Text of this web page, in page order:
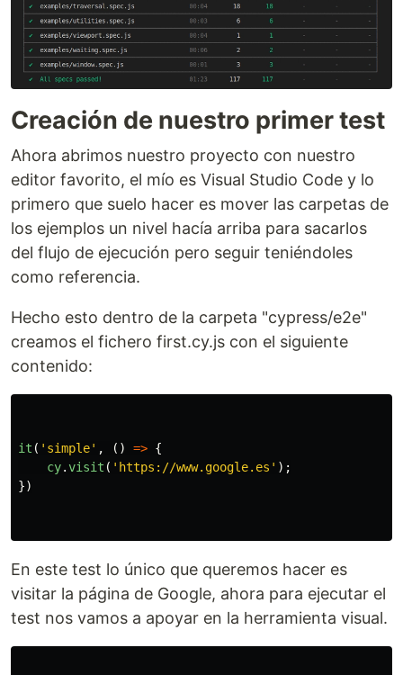
Creación de nuestro primer test
Ahora abrimos nuestro proyecto con nuestro
editor favorito, el mío es Visual Studio Code y lo
primero que suelo hacer es mover las carpetas de
los ejemplos un nivel hacía arriba para sacarlos
del flujo de ejecución pero seguir teniéndoles
como referencia.
Hecho esto dentro de la carpeta "cypress/e2e"
creamos el fichero first.cy.js con el siguiente
contenido:
it ( ' simple' , () => {
cy.visit ( ' https://www.google.es ' );
})
En este test lo único que queremos hacer es
visitar la página de Google, ahora para ejecutar el
test nos vamos a apoyar en la herramienta visual.